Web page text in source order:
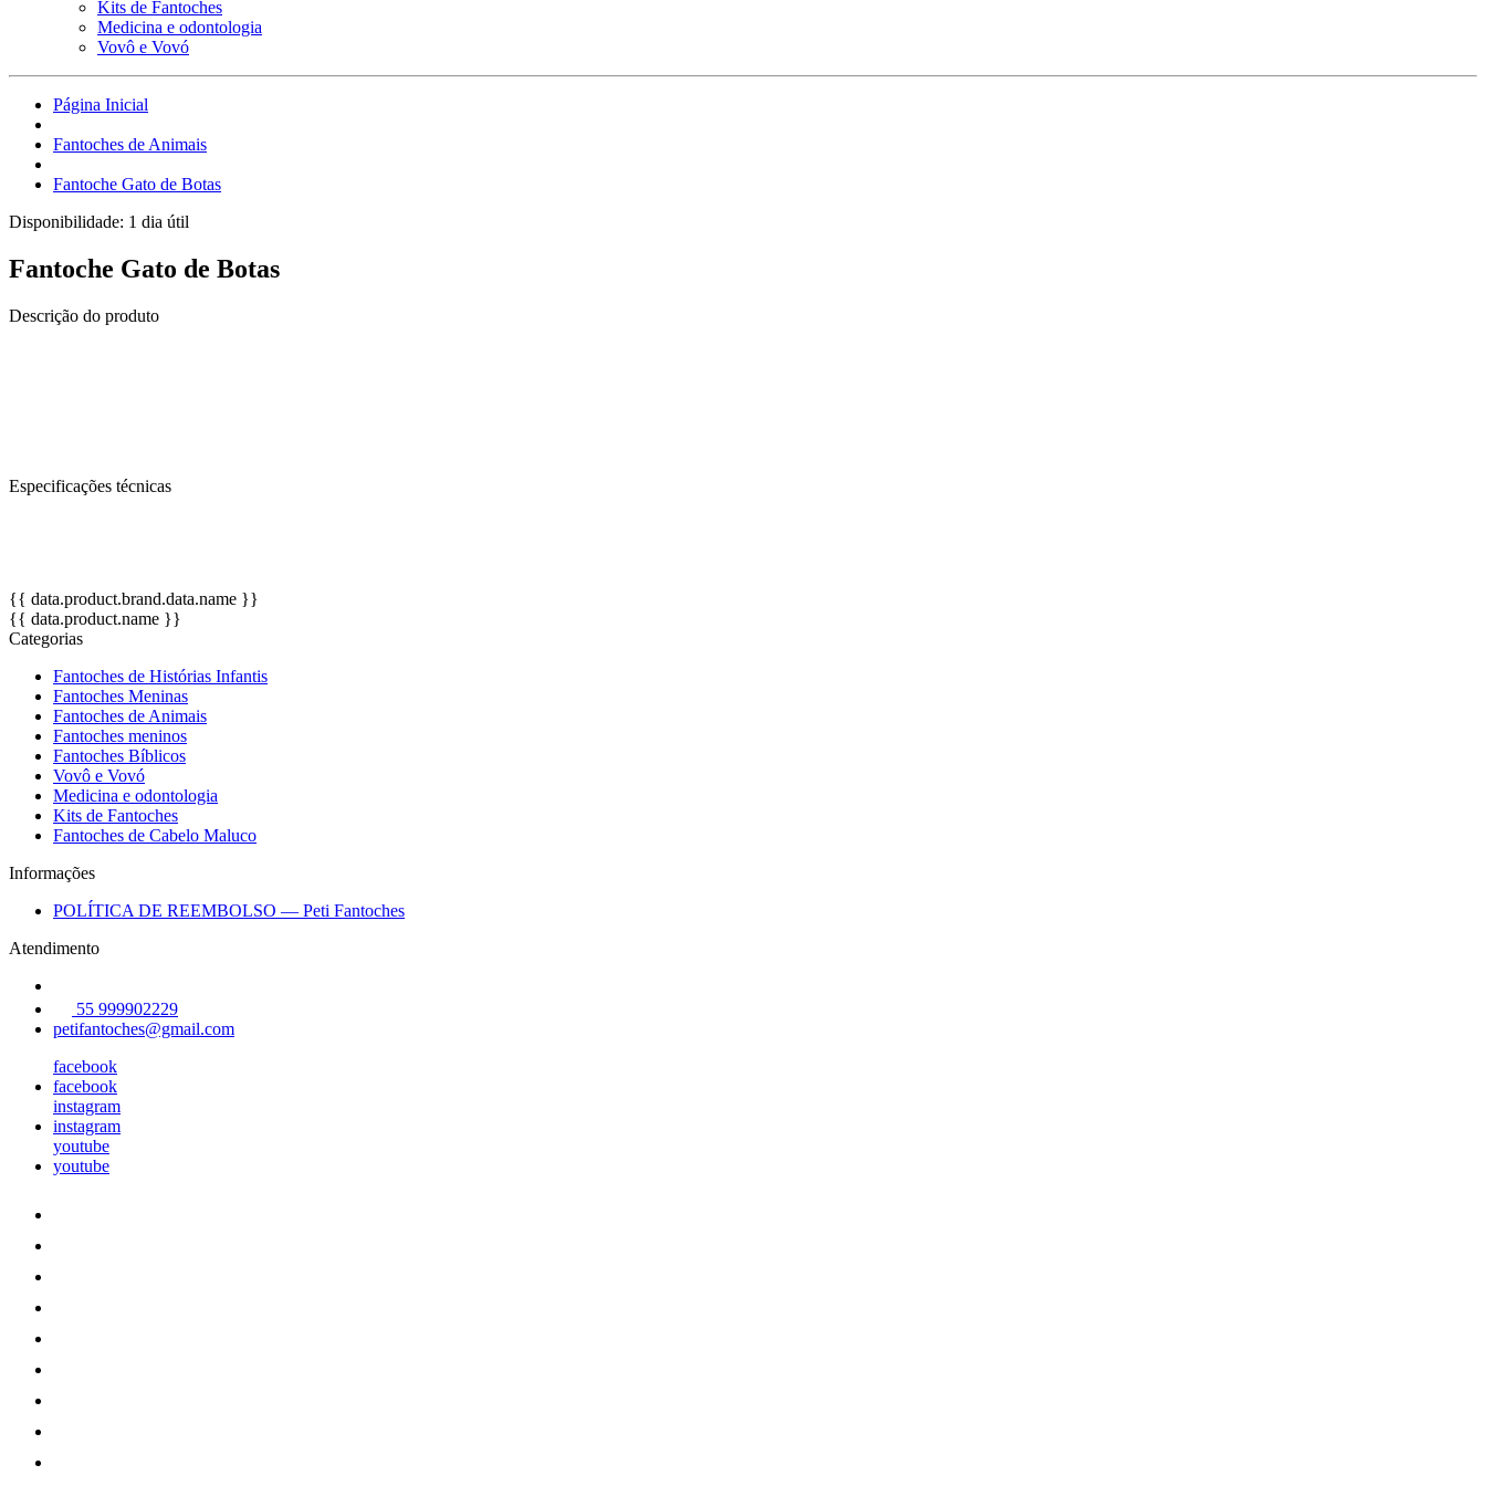
Kits de Fantoches
Medicina e odontologia
Vovô e Vovó
Página Inicial
Fantoches de Animais
Fantoche Gato de Botas
Disponibilidade: 1 dia útil
Fantoche Gato de Botas
Descrição do produto
Especificações técnicas
{{ data.product.brand.data.name }}
{{ data.product.name }}
Categorias
Fantoches de Histórias Infantis
Fantoches Meninas
Fantoches de Animais
Fantoches meninos
Fantoches Bíblicos
Vovô e Vovó
Medicina e odontologia
Kits de Fantoches
Fantoches de Cabelo Maluco
Informações
POLÍTICA DE REEMBOLSO — Peti Fantoches
Atendimento
55 999902229
petifantoches@gmail.com
facebook
facebook
instagram
instagram
youtube
youtube